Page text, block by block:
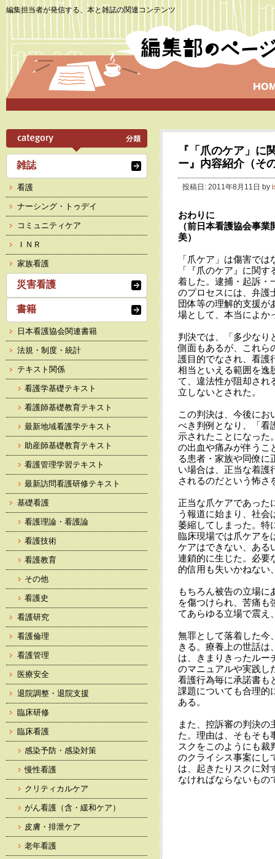
編集担当者が発信する、本と雑誌の関連コンテンツ
『「爪のケア」に
ー』内容紹介（そ
投稿日: 2011年8月11日 by
おわりに
（前日本看護協会事
美）
「爪ケア」は傷害で
「『爪のケア』に関
着した。逮捕・起訴・
のプロセスには、弁護
団体等の理解的支援が
場として、本当によか
判決では、「多少なり
側面もあるが、これら
護目的でなされ、看護
相当といえる範囲を逸
て、違法性が阻却され
立しないとされた。
この判決は、今後にお
べき判例となり、「看
示されたことになった
の出血や痛みが伴うこ
る患者・家族や同僚に
い場合は、正当な着護
されるのだという怖さ
正当な爪ケアであった
う報道に始まり、社会
萎縮してしまった。特
臨床現場では爪ケアを
ケアはできない、ある
連鎖的に生じた。必要
的信用も失いかねない
もちろん被告の立場に
を傷つけられ、苦痛も
てあらゆる立場で震え
無罪として落着した今
きる。療養上の世話は
は、きまりきったルー
のマニュアルや実践し
看護行為毎に承諾書も
課題についても合理的
ある。
また、控訴審の判決
た。理由は、そもそも
スクをこのようにも裁
のクライシス事案にし
は、起きたりスクに対
なければならないもの
雑誌
看護
ナーシング・トゥデイ
コミュニティケア
ＩＮＲ
家族看護
災害看護
書籍
日本看護協会関連書籍
法規・制度・統計
テキスト関係
看護学基礎テキスト
看護師基礎教育テキスト
最新地域看護学テキスト
助産師基礎教育テキスト
看護管理学習テキスト
最新訪問看護研修テキスト
基礎看護
看護理論・看護論
看護技術
看護教育
その他
看護史
看護研究
看護倫理
看護管理
医療安全
退院調整・退院支援
臨床研修
臨床看護
感染予防・感染対策
慢性看護
クリティカルケア
がん看護（含・緩和ケア）
皮膚・排泄ケア
老年看護